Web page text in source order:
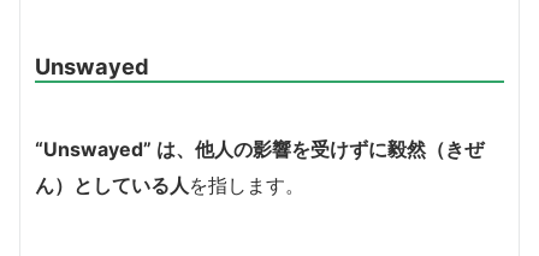
Unswayed
“Unswayed” は、他人の影響を受けずに毅然（きぜ
ん）としている人を指します。